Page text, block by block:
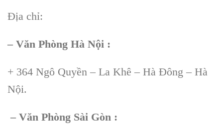
Địa chỉ:
– Văn Phòng Hà Nội :
+ 364 Ngô Quyền – La Khê – Hà Đông – Hà
Nội.
– Văn Phòng Sài Gòn :